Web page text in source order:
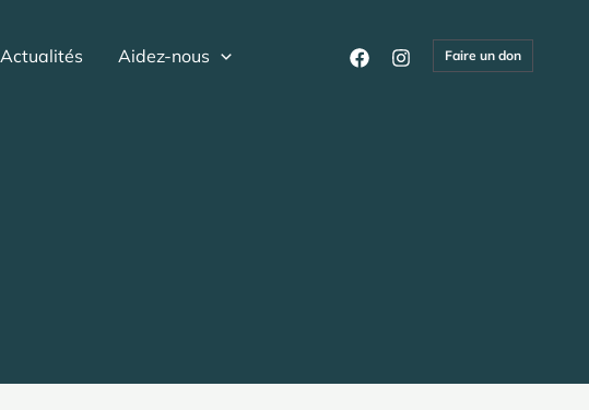
Actualités Aidez-nous Faire un don